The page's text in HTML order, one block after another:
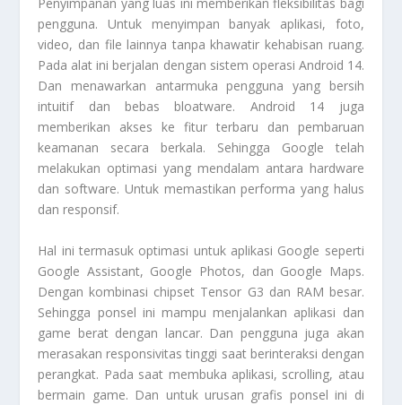
Penyimpanan yang luas ini memberikan fleksibilitas bagi
pengguna. Untuk menyimpan banyak aplikasi, foto,
video, dan file lainnya tanpa khawatir kehabisan ruang.
Pada alat ini berjalan dengan sistem operasi Android 14.
Dan menawarkan antarmuka pengguna yang bersih
intuitif dan bebas bloatware. Android 14 juga
memberikan akses ke fitur terbaru dan pembaruan
keamanan secara berkala. Sehingga Google telah
melakukan optimasi yang mendalam antara hardware
dan software. Untuk memastikan performa yang halus
dan responsif.
Hal ini termasuk optimasi untuk aplikasi Google seperti
Google Assistant, Google Photos, dan Google Maps.
Dengan kombinasi chipset Tensor G3 dan RAM besar.
Sehingga ponsel ini mampu menjalankan aplikasi dan
game berat dengan lancar. Dan pengguna juga akan
merasakan responsivitas tinggi saat berinteraksi dengan
perangkat. Pada saat membuka aplikasi, scrolling, atau
bermain game. Dan untuk urusan grafis ponsel ini di